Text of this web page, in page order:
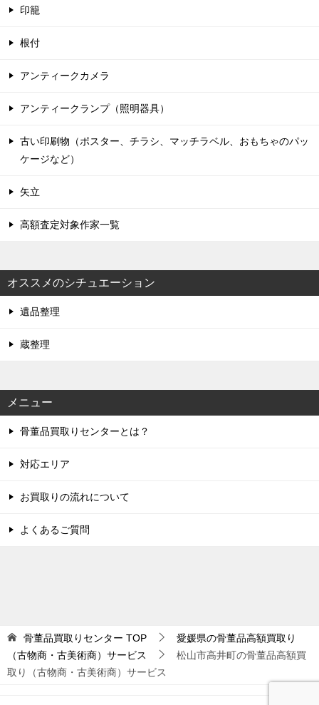
印籠
根付
アンティークカメラ
アンティークランプ（照明器具）
古い印刷物（ポスター、チラシ、マッチラベル、おもちゃのパッ
ケージなど）
矢立
高額査定対象作家一覧
オススメのシチュエーション
遺品整理
蔵整理
メニュー
骨董品買取りセンターとは？
対応エリア
お買取りの流れについて
よくあるご質問
骨董品買取りセンター TOP
愛媛県の骨董品高額買取り
（古物商・古美術商）サービス
松山市高井町の骨董品高額買
取り（古物商・古美術商）サービス